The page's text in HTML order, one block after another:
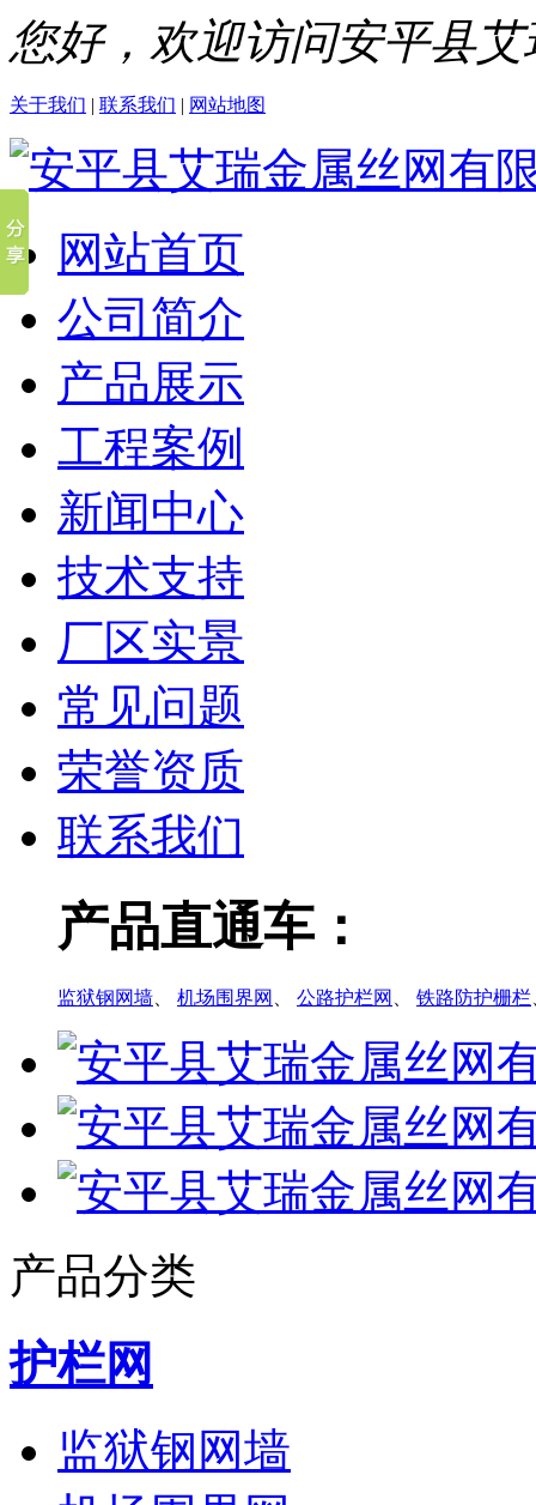
您好，欢迎访问安平县
关于我们 | 联系我们 | 网站地图
网站首页
公司简介
产品展示
工程案例
新闻中心
技术支持
厂区实景
常见问题
荣誉资质
联系我们
产品直通车：
监狱钢网墙 机场围界网 公路护栏网 铁路防护栅栏
产品分类
护栏网
监狱钢网墙